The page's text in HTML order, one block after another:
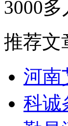
3000
推荐文
河南
科诚